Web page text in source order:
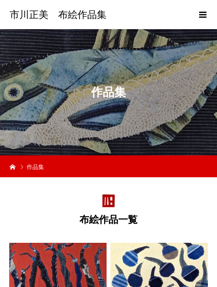
市川正美 布絵作品集
作品集
作品集
布絵作品一覧